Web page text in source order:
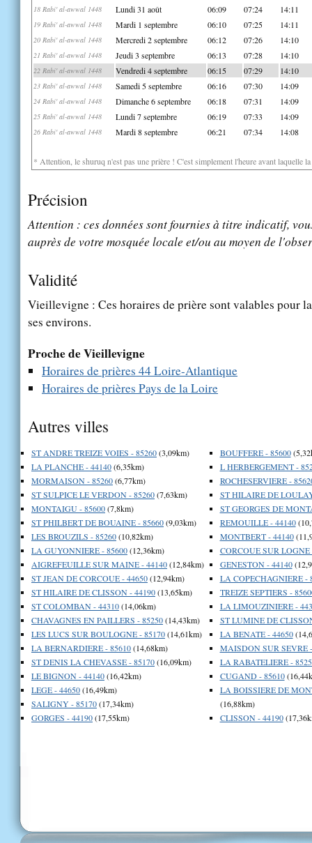
18 Rabi' al-awwal 1448 Lundi 31 août 06:09 07:24 14:11
19 Rabi' al-awwal 1448 Mardi 1 septembre 06:10 07:25 14:11
20 Rabi' al-awwal 1448 Mercredi 2 septembre 06:12 07:26 14:10
21 Rabi' al-awwal 1448 Jeudi 3 septembre 06:13 07:28 14:10
22 Rabi' al-awwal 1448 Vendredi 4 septembre 06:15 07:29 14:10
23 Rabi' al-awwal 1448 Samedi 5 septembre 06:16 07:30 14:09
24 Rabi' al-awwal 1448 Dimanche 6 septembre 06:18 07:31 14:09
25 Rabi' al-awwal 1448 Lundi 7 septembre 06:19 07:33 14:09
26 Rabi' al-awwal 1448 Mardi 8 septembre 06:21 07:34 14:08
* Attention, le shuruq n'est pas une prière ! C'est simplement l'heure avant laquelle
Précision
Attention : ces données sont fournies à titre indicatif,
auprès de votre mosquée locale et/ou au moyen de
Validité
Vieillevigne : Ces horaires de prière sont valables pour
ses environs.
Proche de Vieillevigne
Horaires de prières 44 Loire-Atlantique
Horaires de prières Pays de la Loire
Autres villes
ST ANDRE TREIZE VOIES - 85260(3,09km)
LA PLANCHE - 44140(6,35km)
MORMAISON - 85260(6,77km)
ST SULPICE LE VERDON - 85260(7,63km)
MONTAIGU - 85600(7,8km)
ST PHILBERT DE BOUAINE - 85660(9,03km)
LES BROUZILS - 85260(10,82km)
LA GUYONNIERE - 85600(12,36km)
AIGREFEUILLE SUR MAINE - 44140(12,84km)
ST JEAN DE CORCOUE - 44650(12,94km)
ST HILAIRE DE CLISSON - 44190(13,65km)
ST COLOMBAN - 44310(14,06km)
CHAVAGNES EN PAILLERS - 85250(14,43km)
LES LUCS SUR BOULOGNE - 85170(14,61km)
LA BERNARDIERE - 85610(14,68km)
ST DENIS LA CHEVASSE - 85170(16,09km)
LE BIGNON - 44140(16,42km)
LEGE - 44650(16,49km)
SALIGNY - 85170(17,34km)
GORGES - 44190(17,55km)
BOUFFERE - 85600
L HERBERGEMENT -
ROCHESERVIERE -
ST HILAIRE DE
ST GEORGES DE
REMOUILLE - 44140
MONTBERT - 44140
CORCOUE SUR LOGNE
GENESTON - 44140
LA COPECHAGNIERE -
TREIZE SEPTIERS -
LA LIMOUZINIERE -
ST LUMINE DE
LA BENATE - 44650
MAISDON SUR SEVRE
LA RABATELIERE -
CUGAND - 85610
LA BOISSIERE DE
(16,88km)
CLISSON - 44190